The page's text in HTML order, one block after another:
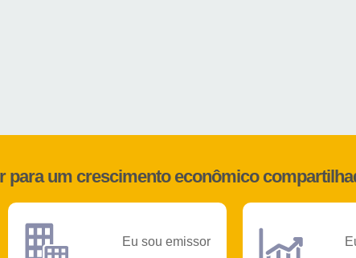
para um crescimento econômico
Eu sou emissor